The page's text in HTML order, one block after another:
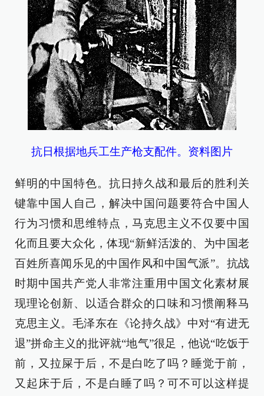
抗日根据地兵工生产枪支配件。资料图片
鲜明的中国特色。抗日持久战和最后的胜利关
键靠中国人自己，解决中国问题要符合中国人
行为习惯和思维特点，马克思主义不仅要中国
化而且要大众化，体现“新鲜活泼的、为中国老
百姓所喜闻乐见的中国作风和中国气派”。抗战
时期中国共产党人非常注重用中国文化素材展
现理论创新、以适合群众的口味和习惯阐释马
克思主义。毛泽东在《论持久战》中对“有进无
退”拼命主义的批评就“地气”很足，他说“吃饭于
前，又拉屎于后，不是白吃了吗？睡觉于前，
又起床于后，不是白睡了吗？可不可以这样提